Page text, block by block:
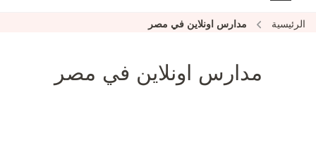
الرئيسية مدارس اونلاين في مصر
مدارس اونلاين في مصر